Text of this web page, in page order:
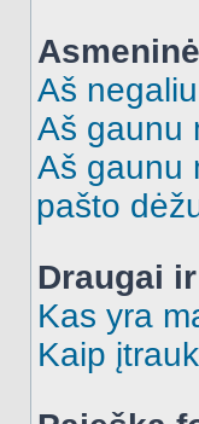
Aš
Aš gaunu
Aš gaunu
pašto
Draugai
Kas yra
Kaip